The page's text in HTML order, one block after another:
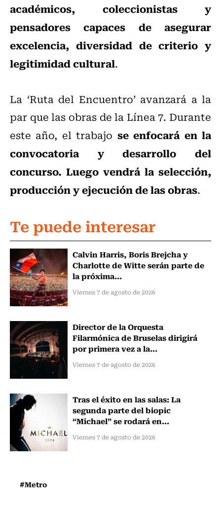
académicos, coleccionistas y
pensadores capaces de asegurar
excelencia, diversidad de criterio y
legitimidad cultural.
La ‘Ruta del Encuentro’ avanzará a la
par que las obras de la Línea 7. Durante
este año, el trabajo se enfocará en la
convocatoria y desarrollo del
concurso. Luego vendrá la selección,
producción y ejecución de las obras.
Te puede interesar
Calvin Harris, Boris Brejcha y
Charlotte de Witte serán parte de
la próxima...
Viernes 7 de agosto de 2026
Director de la Orquesta
Filarmónica de Bruselas dirigirá
por primera vez a la...
Viernes 7 de agosto de 2026
Tras el éxito en las salas: La
segunda parte del biopic
“Michael” se rodará en...
Viernes 7 de agosto de 2026
#Metro